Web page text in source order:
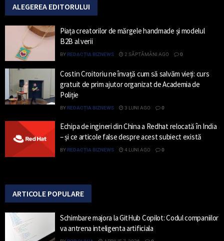
ALEGEREA EDITORULUI
Piața creatorilor de mărgele handmade și modelul
B2B al verii
BYREDACȚIA BIZNEWS 2 SĂPTĂMÂNI AGO 0
Costin Croitoriu ne învață cum să salvăm vieți: curs
gratuit de prim ajutor organizat de Academia de
Poliție
BYREDACȚIA BIZNEWS 3 LUNI AGO 0
Echipa de ingineri din China a Redhat relocată în India
– și ce articole false despre acest subiect există
BYREDACȚIA BIZNEWS 4 LUNI AGO 0
ARTICOLE POPULARE
Schimbare majora la GitHub Copilot: Codul companiilor
va antrena inteligenta artificiala